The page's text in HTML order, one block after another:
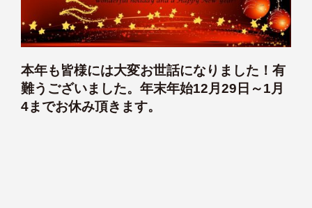
本年も皆様には大変お世話になりました！有
難うございました。年末年始12月29日～1月
4までお休み頂きます。